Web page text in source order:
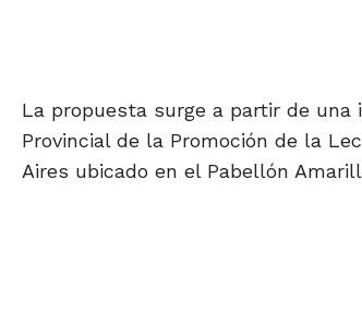
La propuesta surge a partir de una
Provincial de la Promoción de la
Aires ubicado en el Pabellón